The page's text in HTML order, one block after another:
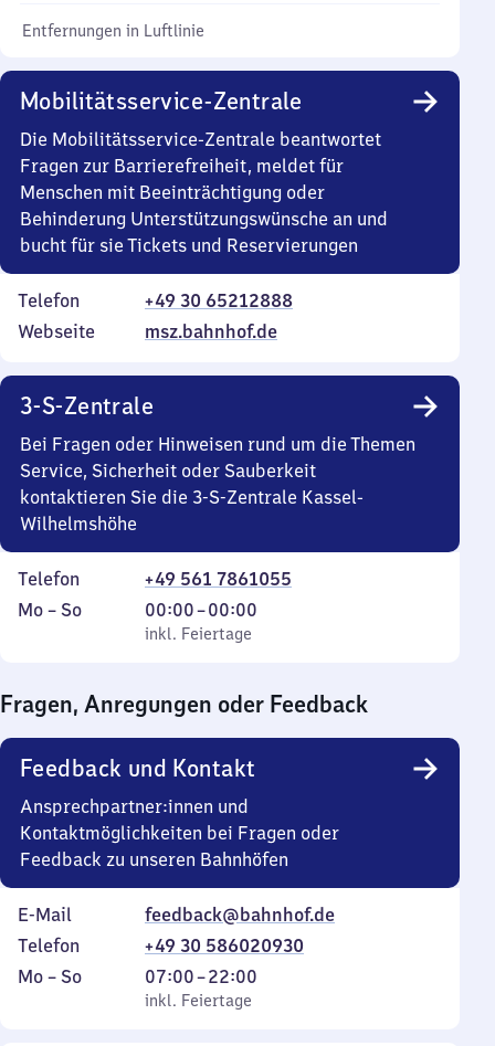
Entfernungen in Luftlinie
Mobilitätsservice-Zentrale
Die Mobilitätsservice-Zentrale beantwortet
Fragen zur Barrierefreiheit, meldet für
Menschen mit Beeinträchtigung oder
Behinderung Unterstützungswünsche an und
bucht für sie Tickets und Reservierungen
Telefon
+49 30 65212888
Webseite
msz.bahnhof.de
3-S-Zentrale
Bei Fragen oder Hinweisen rund um die Themen
Service, Sicherheit oder Sauberkeit
kontaktieren Sie die 3-S-Zentrale Kassel-
Wilhelmshöhe
Telefon
+49 561 7861055
Montag
Mo – So,
inkl. Feiertage
00:00–00:00
Von
0
0
Uhr
inkl. Feiertage
Fragen, Anregungen oder Feedback
Feedback und Kontakt
Ansprechpartner:innen und
Kontaktmöglichkeiten bei Fragen oder
Feedback zu unseren Bahnhöfen
E-Mail
feedback@bahnhof.de
Telefon
+49 30 586020930
Montag
Mo – So,
inkl. Feiertage
07:00–22:00
Von
7
inkl. Feiertage